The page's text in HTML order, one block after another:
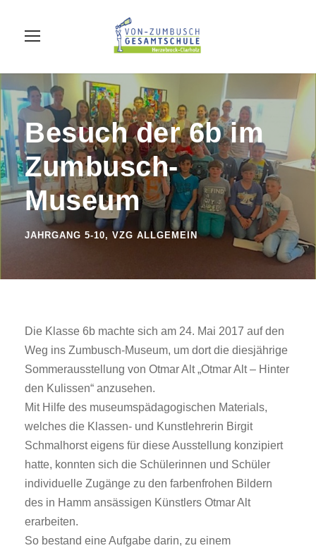
Besuch der 6b im
Zumbusch-
Museum
JAHRGANG 5-10, VZG ALLGEMEIN
Die Klasse 6b machte sich am 24. Mai 2017 auf den
Weg ins Zumbusch-Museum, um dort die diesjährige
Sommerausstellung von Otmar Alt „Otmar Alt – Hinter
den Kulissen“ anzusehen.
Mit Hilfe des museumspädagogischen Materials,
welches die Klassen- und Kunstlehrerin Birgit
Schmalhorst eigens für diese Ausstellung konzipiert
hatte, konnten sich die Schülerinnen und Schüler
individuelle Zugänge zu den farbenfrohen Bildern
des in Hamm ansässigen Künstlers Otmar Alt
erarbeiten.
So bestand eine Aufgabe darin, zu einem